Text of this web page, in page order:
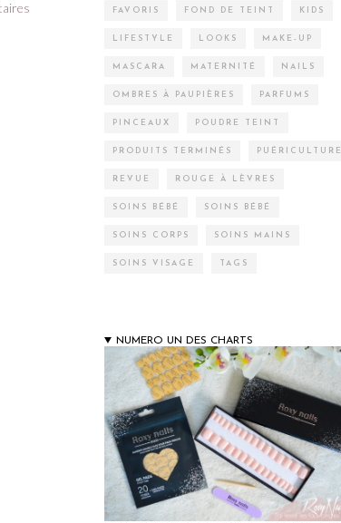
FAVORIS FOND DE TEINT KIDS
LIFESTYLE LOOKS MAKE-UP
MASCARA MATERNITÉ NAILS
OMBRES À PAUPIÈRES PARFUMS
PINCEAUX POUDRE TEINT
PRODUITS TERMINÉS PUÉRICULTURE
REVUE ROUGE À LÈVRES
SOINS BÉBÉ SOINS BÉBÉ
SOINS CORPS SOINS MAINS
SOINS VISAGE TAGS
NUMERO UN DES CHARTS